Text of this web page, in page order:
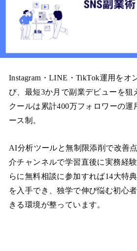
Instagram・LINE・TikTok運用をオ
び、最短3か月で副業デビューを
クールは累計400万フォロワーの運
ース制。
AI分析ツールと無制限添削で改善
介チャンネルで学習直後に実務経
らに無料相談に参加すれば14大特
を入手でき、独学で伸び悩む初心
きる環境が整っています。